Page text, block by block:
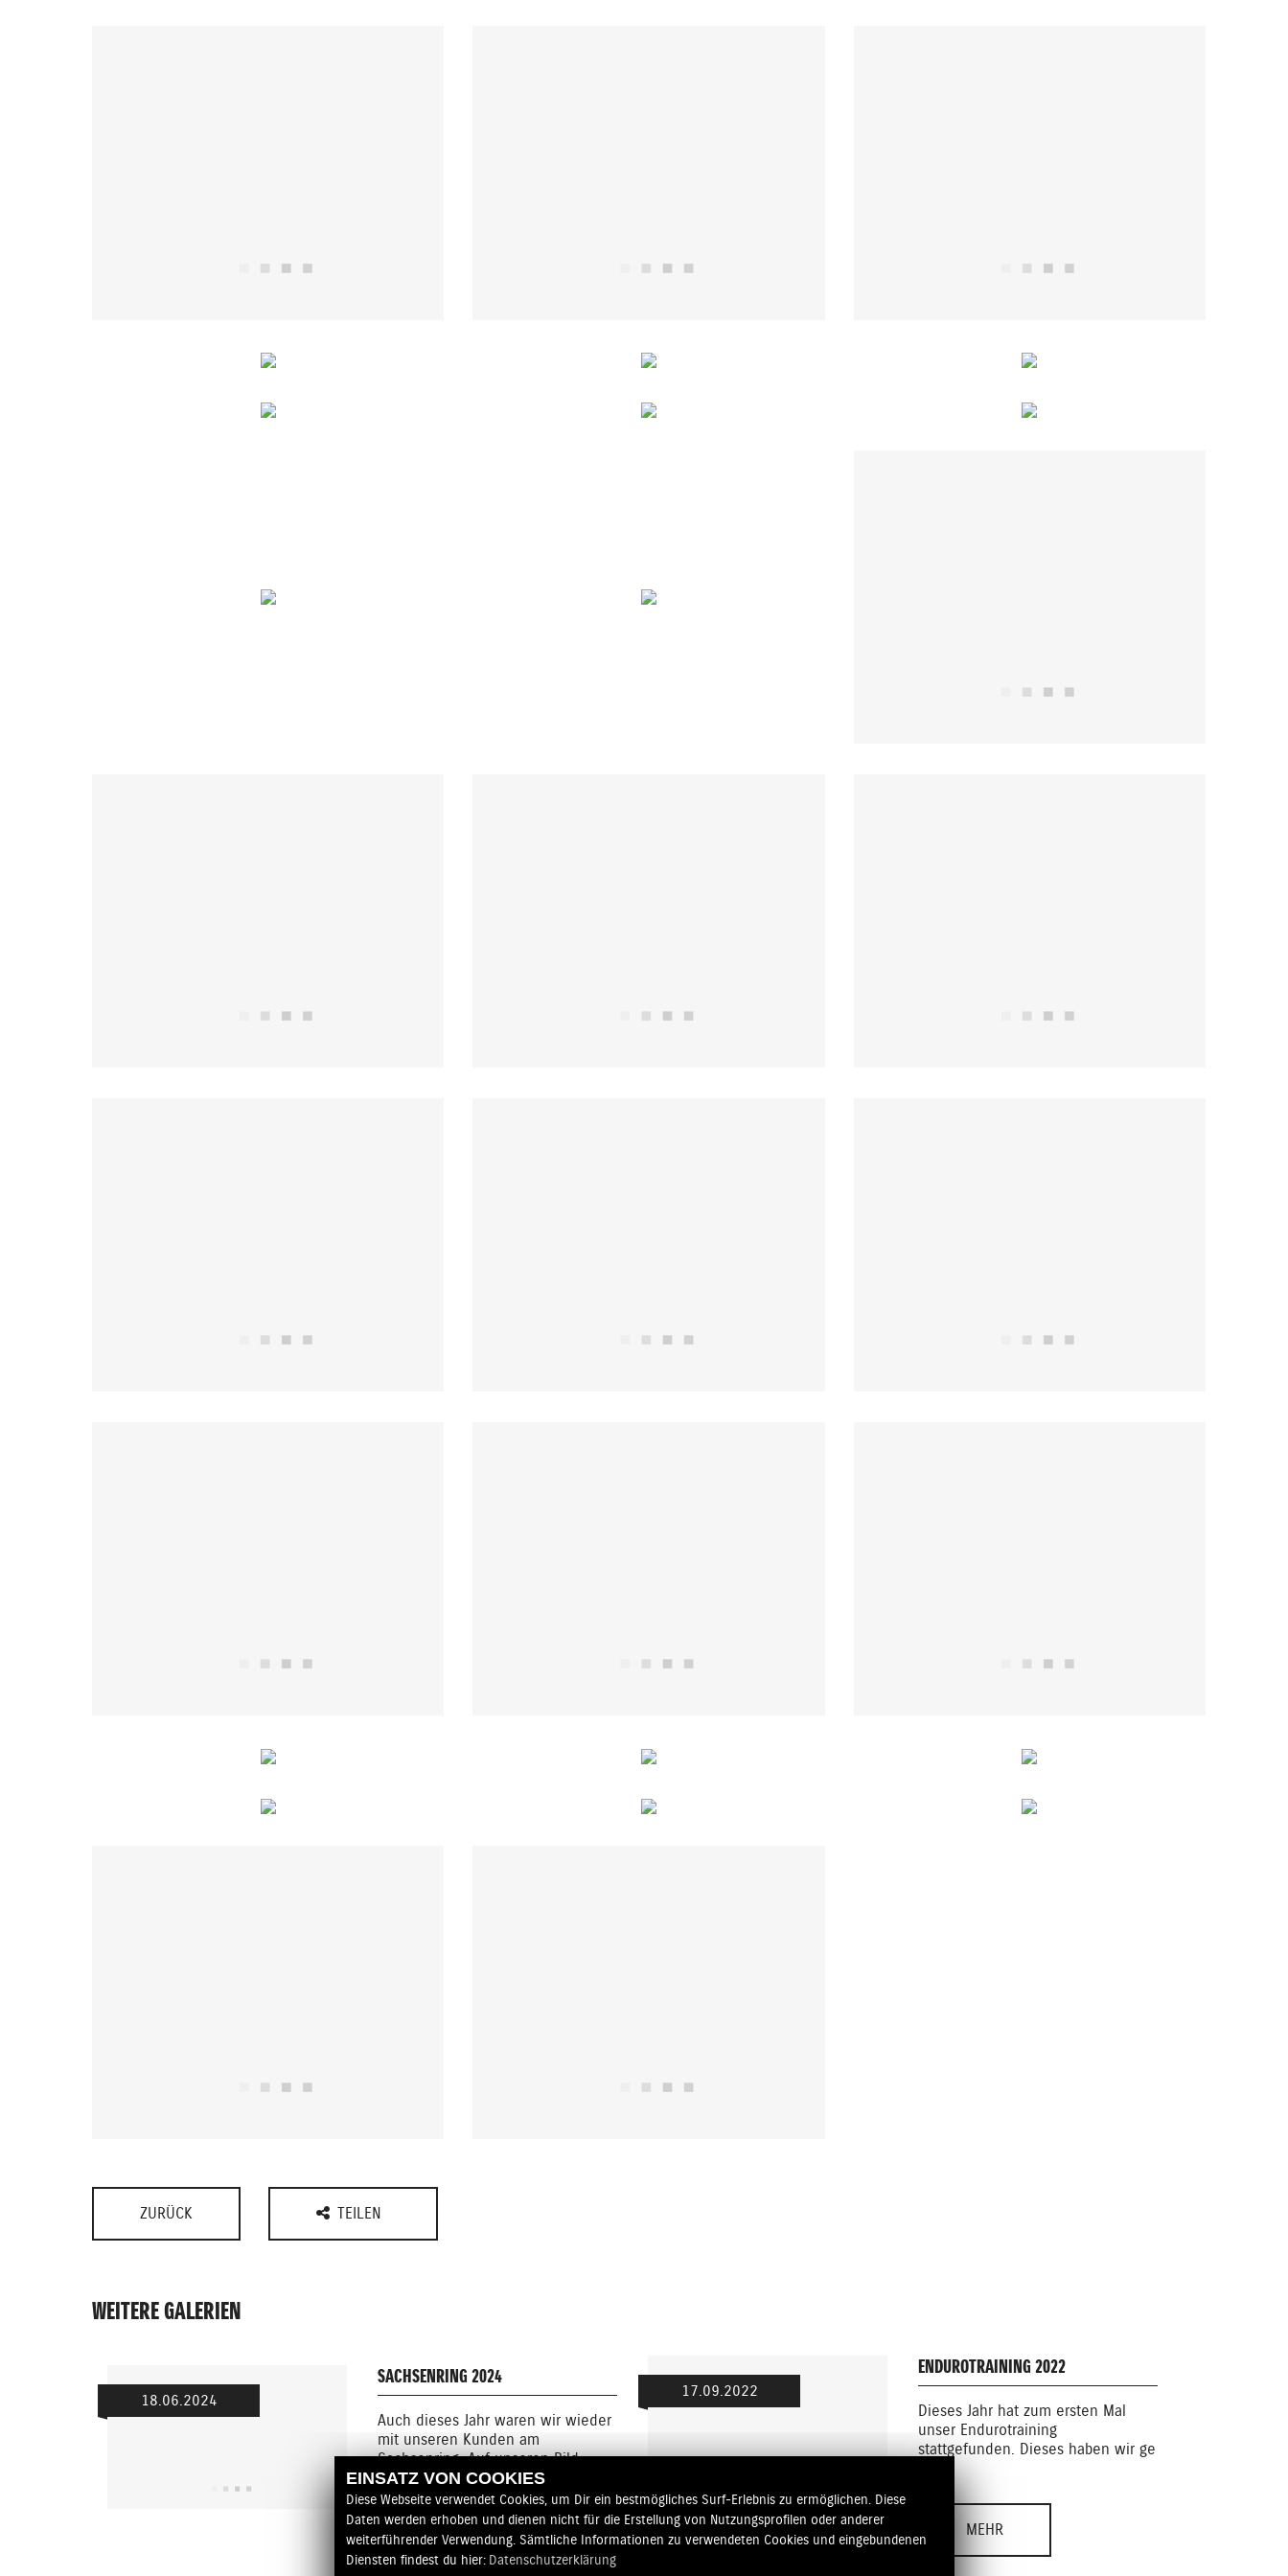
ZURÜCK TEILEN
WEITERE GALERIEN
18.06.2024
SACHSENRING 2024
Auch dieses Jahr waren wir wieder
mit unseren Kunden am
Sachsenring. Auf unseren Bild ...
MEHR
17.09.2022
ENDUROTRAINING 2022
Dieses Jahr hat zum ersten Mal
unser Endurotraining
stattgefunden. Dieses haben wir ge
MEHR
EINSATZ VON COOKIES
Diese Webseite verwendet Cookies, um Dir ein bestmögliches Surf-Erlebnis zu ermöglichen. Diese
Daten werden erhoben und dienen nicht für die Erstellung von Nutzungsprofilen oder anderer
weiterführender Verwendung. Sämtliche Informationen zu verwendeten Cookies und eingebundenen
Diensten findest du hier: Datenschutzerklärung